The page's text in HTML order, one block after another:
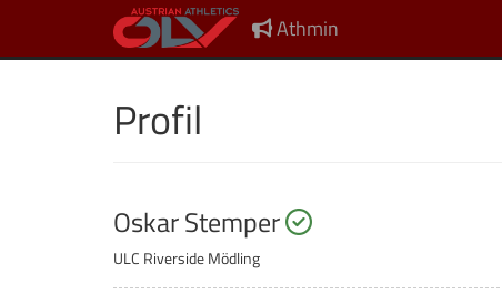
Athmin
Profil
Oskar Stemper startberechtigt
ULC Riverside Mödling